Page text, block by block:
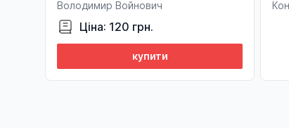
Володимир Войнович
Ціна: 120 грн.
купити